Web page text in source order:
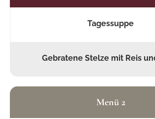
Tagessuppe
Gebratene Stelze mit Reis
Menü 2